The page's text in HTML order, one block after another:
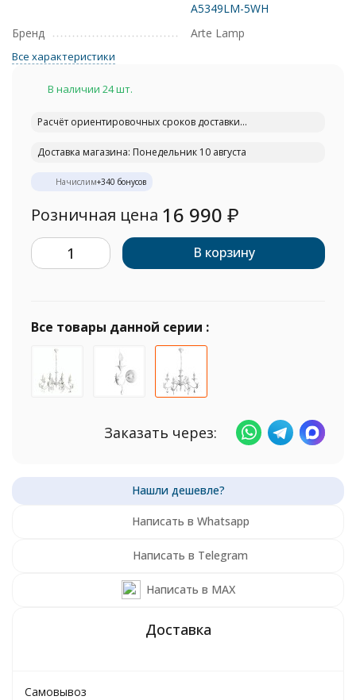
A5349LM-5WH
Бренд
Arte Lamp
Все характеристики
В наличии 24 шт.
Расчёт ориентировочных сроков доставки...
Доставка магазина: Понедельник 10 августа
Начислим+340 бонусов
Розничная цена 16 990 ₽
В корзину
Все товары данной серии :
Заказать через:
Написать в Whatsapp
Написать в Telegram
Написать в MAX
Самовывоз